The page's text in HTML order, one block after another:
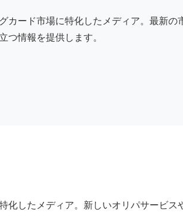
カード市場に特化したメディア。最新
つ情報を提供します。
化したメディア。新しいオリパサービ